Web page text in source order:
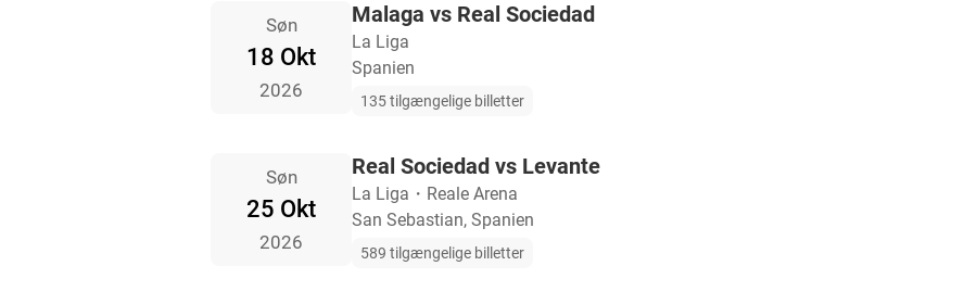
Søn
18 Okt
2026
Malaga vs Real Sociedad
La Liga
Spanien
135 tilgængelige billetter
Søn
25 Okt
2026
Real Sociedad vs Levante
La Liga ・ Reale Arena
San Sebastian, Spanien
589 tilgængelige billetter